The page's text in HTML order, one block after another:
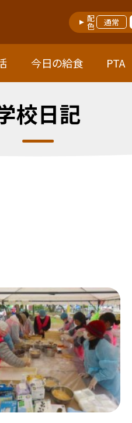
配色 通常
今日の給食 PTA
校日記